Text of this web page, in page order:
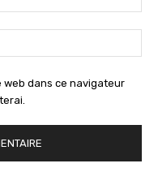
web dans ce navigateur